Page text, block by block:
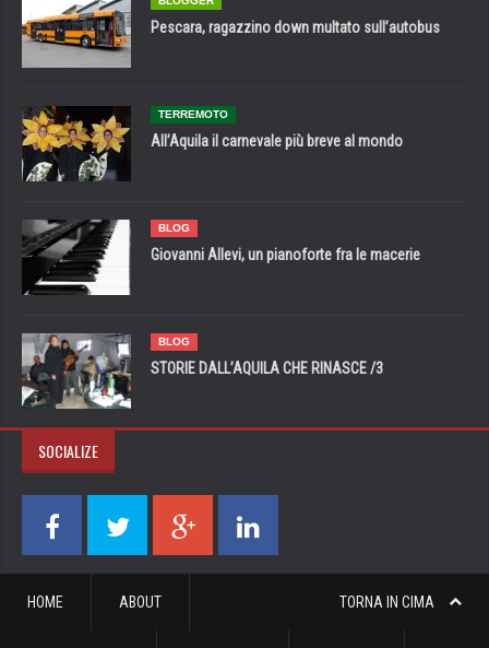
Pescara, ragazzino down multato sull’autobus
TERREMOTO
All’Aquila il carnevale più breve al mondo
BLOG
Giovanni Allevi, un pianoforte fra le macerie
BLOG
STORIE DALL’AQUILA CHE RINASCE /3
SOCIALIZE
TORNA IN CIMA
HOME ABOUT